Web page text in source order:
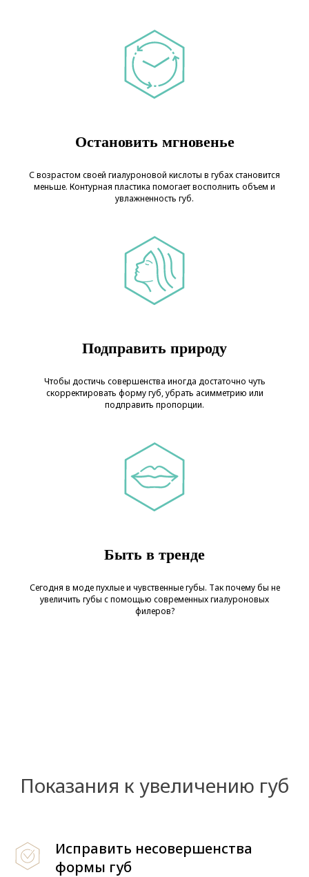
Остановить мгновенье
С возрастом своей гиалуроновой кислоты в губах становится
меньше. Контурная пластика помогает восполнить объем и
увлажненность губ.
Подправить природу
Чтобы достичь совершенства иногда достаточно чуть
скорректировать форму губ, убрать асимметрию или
подправить пропорции.
Быть в тренде
Сегодня в моде пухлые и чувственные губы. Так почему бы не
увеличить губы с помощью современных гиалуроновых
филеров?
Показания к увеличению губ
Исправить несовершенства
формы губ